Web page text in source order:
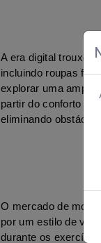
A era digital trouxe
incluindo roupas
explorar uma ampla
partir do conforto
eliminando
O mercado de
por um estilo de